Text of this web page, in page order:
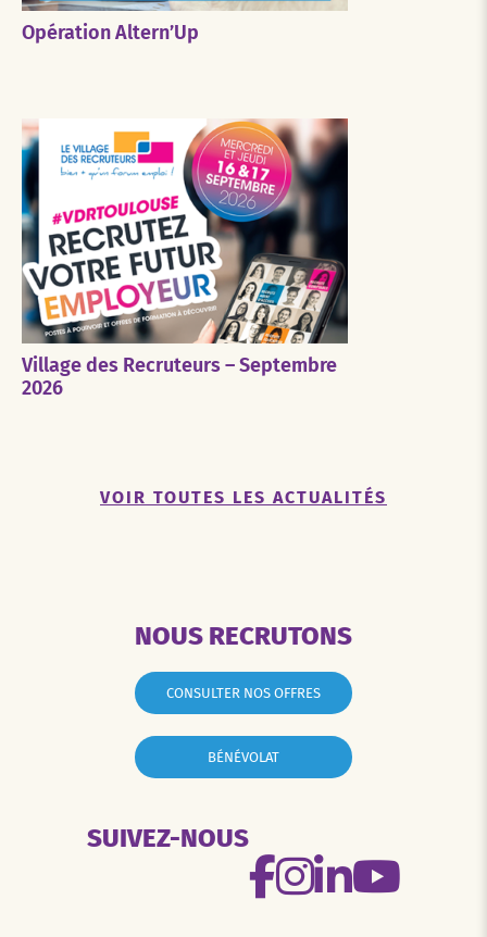
Opération Altern’Up
Village des Recruteurs – Septembre
2026
VOIR TOUTES LES ACTUALITÉS
NOUS RECRUTONS
CONSULTER NOS OFFRES
BÉNÉVOLAT
SUIVEZ-NOUS